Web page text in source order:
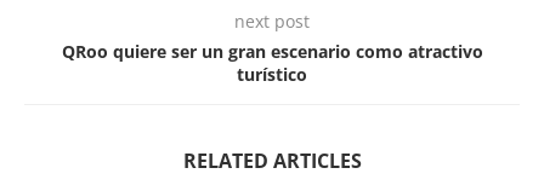
next post
QRoo quiere ser un gran escenario como atractivo
turístico
RELATED ARTICLES